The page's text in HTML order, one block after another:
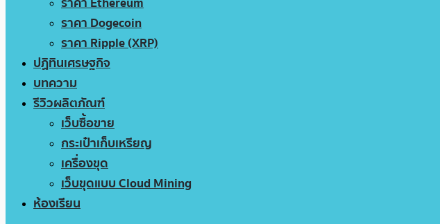
ราคา Dogecoin
ราคา Ripple (XRP)
ปฏิทินเศรษฐกิจ
บทความ
รีวิวผลิตภัณฑ์
เว็บซื้อขาย
กระเป๋าเก็บเหรียญ
เครื่องขุด
เว็บขุดแบบ Cloud Mining
ห้องเรียน